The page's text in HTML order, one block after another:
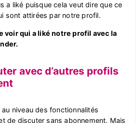
a liké puisque cela veut dire que ce
sont attirées par notre profil.
voir qui a liké notre profil avec la
avec d’autres profils
au niveau des fonctionnalités
de discuter sans abonnement. Mais